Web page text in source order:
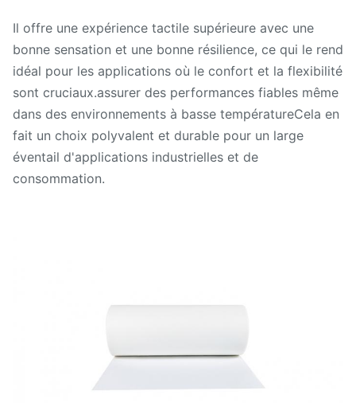
Il offre une expérience tactile supérieure avec une
bonne sensation et une bonne résilience, ce qui le rend
idéal pour les applications où le confort et la flexibilité
sont cruciaux.assurer des performances fiables même
dans des environnements à basse températureCela en
fait un choix polyvalent et durable pour un large
éventail d'applications industrielles et de
consommation.